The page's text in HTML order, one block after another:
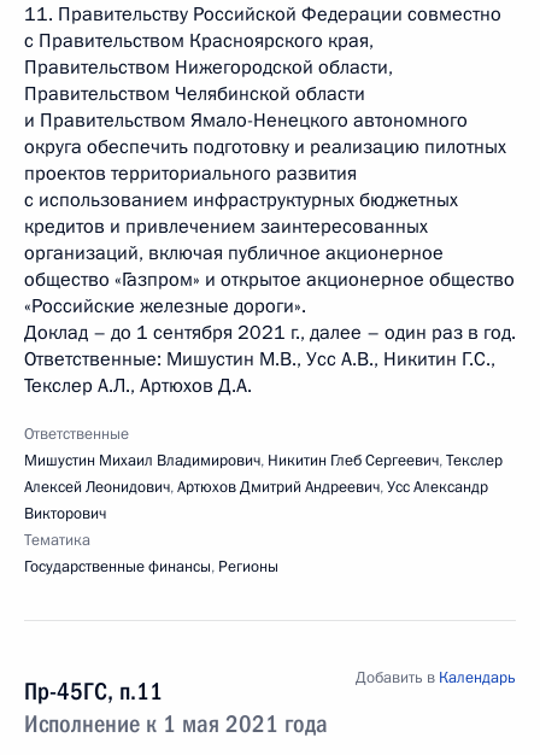
11. Правительству Российской Федерации совместно
с Правительством Красноярского края,
Правительством Нижегородской области,
Правительством Челябинской области
и Правительством Ямало-Ненецкого автономного
округа обеспечить подготовку и реализацию пилотных
проектов территориального развития
с использованием инфраструктурных бюджетных
кредитов и привлечением заинтересованных
организаций, включая публичное акционерное
общество «Газпром» и открытое акционерное общество
«Российские железные дороги».
Доклад – до 1 сентября 2021 г., далее – один раз в год.
Ответственные: Мишустин М.В., Усс А.В., Никитин Г.С.,
Текслер А.Л., Артюхов Д.А.
Ответственные
Мишустин Михаил Владимирович, Никитин Глеб Сергеевич,Текслер
Алексей Леонидович,Артюхов Дмитрий Андреевич,Усс Александр
Викторович
Тематика
Государственные финансы, Регионы
Пр-45ГС, п.11
Исполнение к 1 мая 2021 года
Добавить в Календарь